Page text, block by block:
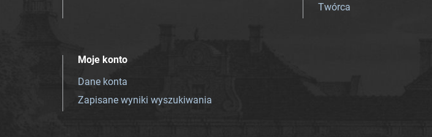
Twórca
Moje konto
Dane konta
Zapisane wyniki wyszukiwania